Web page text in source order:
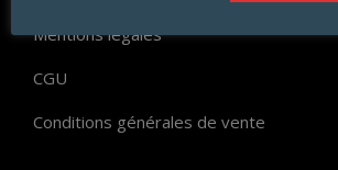
Mentions légales
CGU
Conditions générales de vente